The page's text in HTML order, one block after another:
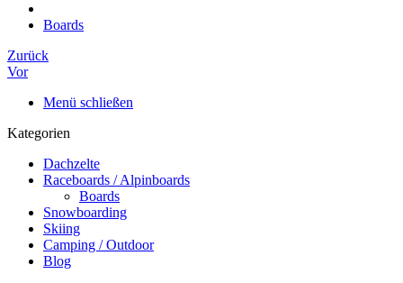
Boards
Zurück
Vor
Menü schließen
Kategorien
Dachzelte
Raceboards / Alpinboards
Boards
Snowboarding
Skiing
Camping / Outdoor
Blog